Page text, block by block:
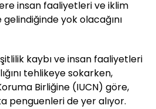
insan faaliyetleri ve iklim
yok olacağını
kaybı ve insan faaliyetleri
tehlikeye sokarken,
Birliğine (IUCN) göre,
penguenleri de yer alıyor.